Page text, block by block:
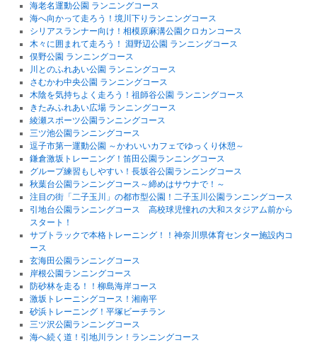
海老名運動公園 ランニングコース
海へ向かって走ろう！境川下りランニングコース
シリアスランナー向け！相模原麻溝公園クロカンコース
木々に囲まれて走ろう！ 淵野辺公園 ランニングコース
俣野公園 ランニングコース
川とのふれあい公園 ランニングコース
さむかわ中央公園 ランニングコース
木陰を気持ちよく走ろう！祖師谷公園 ランニングコース
きたみふれあい広場 ランニングコース
綾瀬スポーツ公園ランニングコース
三ツ池公園ランニングコース
逗子市第一運動公園 ～かわいいカフェでゆっくり休憩～
鎌倉激坂トレーニング！笛田公園ランニングコース
グループ練習もしやすい！長坂谷公園ランニングコース
秋葉台公園ランニングコース～締めはサウナで！～
注目の街「二子玉川」の都市型公園！二子玉川公園ランニングコース
引地台公園ランニングコース 高校球児憧れの大和スタジアム前から
スタート！
サブトラックで本格トレーニング！！神奈川県体育センター施設内コ
ース
玄海田公園ランニングコース
岸根公園ランニングコース
防砂林を走る！！柳島海岸コース
激坂トレーニングコース！湘南平
砂浜トレーニング！平塚ビーチラン
三ツ沢公園ランニングコース
海へ続く道！引地川ラン！ランニングコース